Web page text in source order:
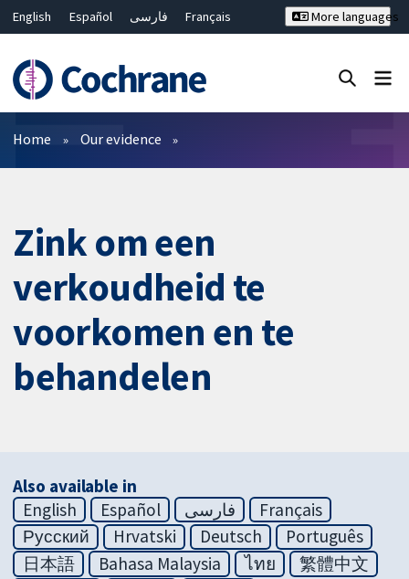
English Español فارسی
Français
Bahasa Malaysia
ไทย
繁體中文
简体中文
More languages
Filters
Home Our evidence
Zink om een
verkoudheid te
voorkomen en te
behandelen
Also available in
English
Español فارسی
Français
Русский
Hrvatski Deutsch
Português
日本語
Bahasa Malaysia ไทย
繁體中文